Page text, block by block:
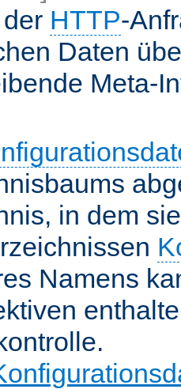
HTTP-
Daten
Meta-
in dem
Namens